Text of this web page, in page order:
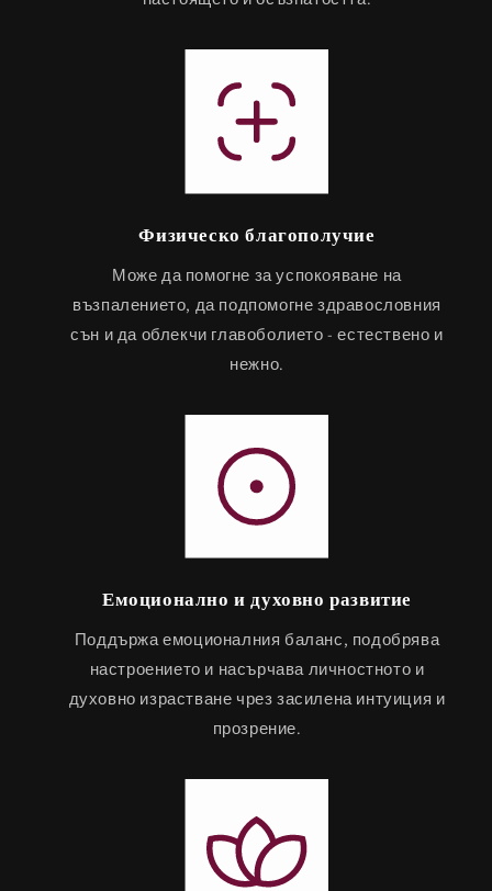
Физическо благополучие
Може да помогне за успокояване на
възпалението, да подпомогне здравословния
сън и да облекчи главоболието - естествено и
нежно.
Емоционално и духовно развитие
Поддържа емоционалния баланс, подобрява
настроението и насърчава личностното и
духовно израстване чрез засилена интуиция и
прозрение.